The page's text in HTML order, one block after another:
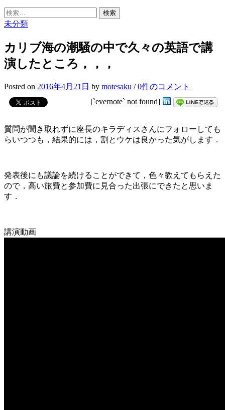
検
索:
未分類
カリブ海の潮騒の中で久々の英語で講
演したところ，，，
Posted on 2016年4月21日 by motesaku /0件のコメント
[`evernote` not found]
質問が聞き取れずに座長のキラディスさんにフォローしても
らいつつも，結果的には，割とウケは良かった気がします．
発表後にも議論を続けることができて，色々教えてもらえた
ので，高い旅費と参加費に見合った出張にできたと思いま
す．
講演動画